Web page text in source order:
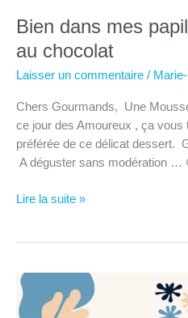
Bien dans mes
au chocolat
Laisser un commentaire /
Chers Gourmands, Une
ce jour des Amoureux , ça
préférée de ce délicat dessert.
A déguster sans modération …
Bien
–
la
mousse
Lire la suite »